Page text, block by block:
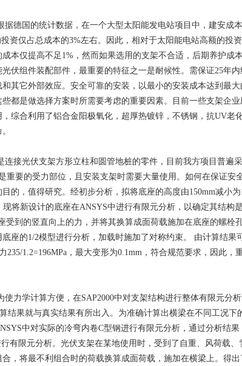
德国的统计数据，在一个大型太阳能发电站项目中，建安成
资仅占总成本的3%左右。因此，相对于太阳能电站高额的投
本仅提高不足1%，然而如果选用的支架不合适，后期养护成
伏组件装配部件，最重要的特征之一是耐候性。需保证25年内
其它外部效应。安全可靠的安装，以最小的安装成本达到最
都是做选择方案时所需要考虑的重要因素。目前一些支架企
综合利用了铝合金阳极氧化，超厚热镀锌，不锈钢，抗UV老
接光伏支架方形立柱和圆管地桩的零件，目前我方项目普遍
重要的受力部位，且安装支架时需要大量使用。如何在保证安
的，值得研究。经初步分析，拟将底座的高度由150mm减小为
将新设计的底座在ANSYS中进行有限元分析，以确定其结构
受到的竖直向上的力，并将其换算成面荷载施加在底座的螺栓
座的1/2模型进行分析，加载时施加了对称约束。 由计算结果
235/1.2=196MPa，最大变形为0.1mm，符合规范要求，因此，
学计算方便，在SAP2000中对支架结构进行整体有限元分
结果就与真实结果有所出入。为准确计算出横梁在不同工况下
中对实际的冷弯内卷C型钢进行有限元分析，通过分析结
有限元分析。光伏支架在某地使用时，受到了自重、风荷载、
，将最不利组合时的荷载换算成面荷载，施加在横梁上。得